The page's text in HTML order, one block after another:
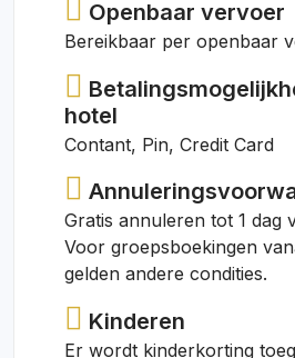
Openbaar vervoer
Bereikbaar per openbaar
hotel
Contant, Pin, Credit Card
Gratis annuleren tot 1 dag
Voor groepsboekingen
gelden andere condities.
Kinderen
Er wordt kinderkorting